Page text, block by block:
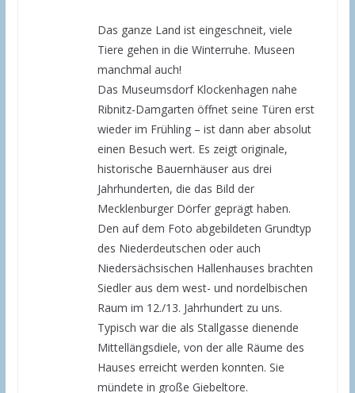
Das ganze Land ist eingeschneit, viele
Tiere gehen in die Winterruhe. Museen
manchmal auch!
Das Museumsdorf Klockenhagen nahe
Ribnitz-Damgarten öffnet seine Türen erst
wieder im Frühling – ist dann aber absolut
einen Besuch wert. Es zeigt originale,
historische Bauernhäuser aus drei
Jahrhunderten, die das Bild der
Mecklenburger Dörfer geprägt haben.
Den auf dem Foto abgebildeten Grundtyp
des Niederdeutschen oder auch
Niedersächsischen Hallenhauses brachten
Siedler aus dem west- und nordelbischen
Raum im 12./13. Jahrhundert zu uns.
Typisch war die als Stallgasse dienende
Mittellängsdiele, von der alle Räume des
Hauses erreicht werden konnten. Sie
mündete in große Giebeltore.